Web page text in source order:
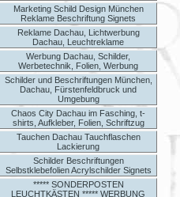
Marketing Schild Design München
Reklame Beschriftung Signets
Reklame Dachau, Lichtwerbung
Dachau, Leuchtreklame
Werbung Dachau, Schilder,
Werbetechnik, Folien, Werbung
Schilder und Beschriftungen München,
Dachau, Fürstenfeldbruck und
Umgebung
Chaos City Dachau im Fasching, t-
shirts, Aufkleber, Folien, Schriftzug
Tauchen Dachau Tauchflaschen
Lackierung
Schilder Beschriftungen
Selbstklebefolien Acrylschilder Signets
***** SONDERPOSTEN
LEUCHTKÄSTEN ***** WERBUNG